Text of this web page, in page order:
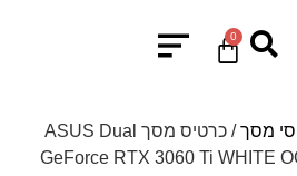
0
מסך
/ כרטיס מסך ASUS Dual
GeForce RTX 3060 Ti WHITE